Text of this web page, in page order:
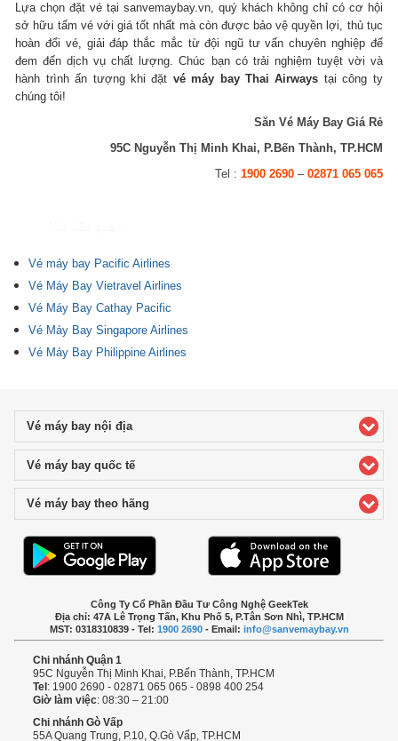
Lựa chọn đặt vé tại sanvemaybay.vn, quý khách không chỉ có cơ hội
sở hữu tấm vé với giá tốt nhất mà còn được bảo vệ quyền lợi, thủ tục
hoàn đổi vé, giải đáp thắc mắc từ đội ngũ tư vấn chuyên nghiệp để
đem đến dịch vụ chất lượng. Chúc bạn có trải nghiệm tuyệt vời và
hành trình ấn tượng khi đặt vé máy bay Thai Airways tại công ty
chúng tôi!
Săn Vé Máy Bay Giá Rẻ
95C Nguyễn Thị Minh Khai, P.Bến Thành, TP.HCM
Tel : 1900 2690– 02871 065 065
Vé máy bay Pacific Airlines
Vé Máy Bay Vietravel Airlines
Vé Máy Bay Cathay Pacific
Vé Máy Bay Singapore Airlines
Vé Máy Bay Philippine Airlines
Vé máy bay nội địaclick to expand contents
Vé máy bay quốc tếclick to expand contents
Vé máy bay theo hãng
Công Ty Cổ Phần Đầu Tư Công Nghệ GeekTek
Địa chỉ: 47A Lê Trọng Tấn, Khu Phố 5, P.Tân Sơn Nhì, TP.HCM
MST: 0318310839 - Tel: 1900 2690- Email: info@sanvemaybay.vn
Chi nhánh Quận 1
95C Nguyễn Thị Minh Khai, P.Bến Thành, TP.HCM
Tel : 1900 2690 - 02871 065 065 - 0898 400 254
Giờ làm việc: 08:30 – 21:00
Chi nhánh Gò Vấp
55A Quang Trung, P.10, Q.Gò Vấp, TP.HCM